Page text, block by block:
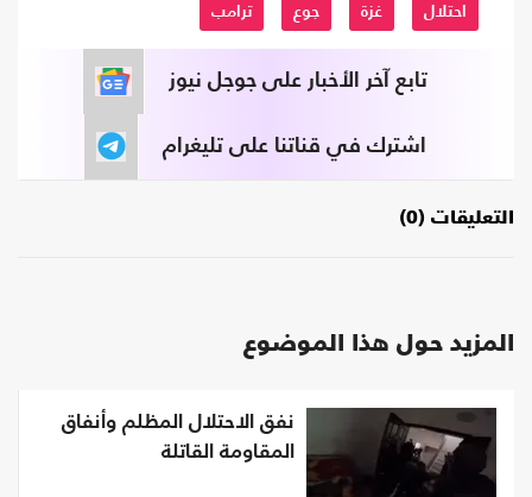
احتلال غزة جوع ترامب
تابع آخر الأخبار على جوجل نيوز
اشترك في قناتنا على تليغرام
التعليقات (0)
المزيد حول هذا الموضوع
نفق الاحتلال المظلم وأنفاق
المقاومة القاتلة